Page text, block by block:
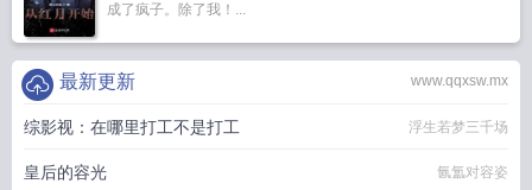
成了疯子。除了我！...
www.qqxsw.mx
最新更新
综影视：在哪里打工不是打工 浮生若梦三千场
皇后的容光 氤氲对容姿